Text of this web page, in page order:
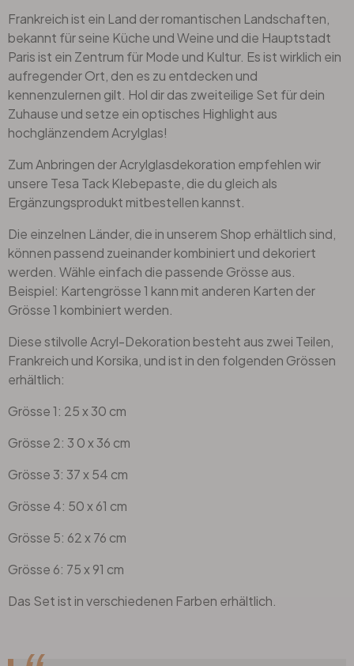
Frankreich ist ein Land der romantischen Landschaften,
bekannt für seine Küche und Weine und die Hauptstadt
Paris ist ein Zentrum für Mode und Kultur. Es ist wirklich ein
aufregender Ort, den es zu entdecken und
kennenzulernen gilt. Hol dir das zweiteilige Set für dein
Zuhause und setze ein optisches Highlight aus
hochglänzendem Acrylglas!
Zum Anbringen der Acrylglasdekoration empfehlen wir
unsere Tesa Tack Klebepaste, die du gleich als
Ergänzungsprodukt mitbestellen kannst.
Die einzelnen Länder, die in unserem Shop erhältlich sind,
können passend zueinander kombiniert und dekoriert
werden. Wähle einfach die passende Grösse aus.
Beispiel: Kartengrösse 1 kann mit anderen Karten der
Grösse 1 kombiniert werden.
Diese stilvolle Acryl-Dekoration besteht aus zwei Teilen,
Frankreich und Korsika, und ist in den folgenden Grössen
erhältlich:
Grösse 1: 25 x 30 cm
Grösse 2: 3 0 x 36 cm
Grösse 3: 37 x 54 cm
Grösse 4: 50 x 61 cm
Grösse 5: 62 x 76 cm
Grösse 6: 75 x 91 cm
Das Set ist in verschiedenen Farben erhältlich.